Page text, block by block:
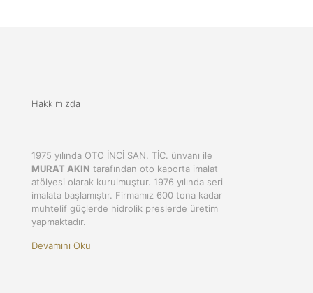
Hakkımızda
1975 yılında OTO İNCİ SAN. TİC. ünvanı ile
MURAT AKIN tarafından oto kaporta imalat
atölyesi olarak kurulmuştur. 1976 yılında seri
imalata başlamıştır. Firmamız 600 tona kadar
muhtelif güçlerde hidrolik preslerde üretim
yapmaktadır.
Devamını Oku